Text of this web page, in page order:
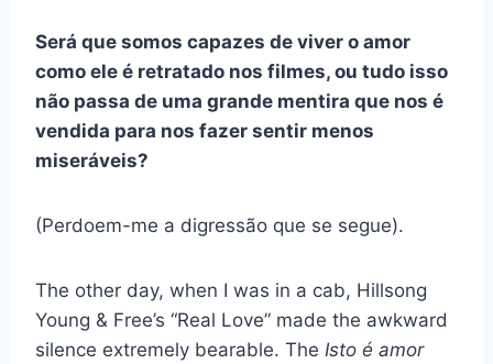
Será que somos capazes de viver o amor
como ele é retratado nos filmes, ou tudo isso
não passa de uma grande mentira que nos é
vendida para nos fazer sentir menos
miseráveis?
(Perdoem-me a digressão que se segue).
The other day, when I was in a cab, Hillsong
Young & Free’s “Real Love” made the awkward
silence extremely bearable. The Isto é amor